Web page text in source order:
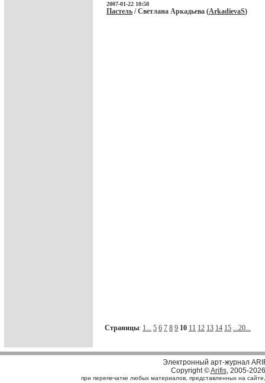
2007-01-22 10:58
Пастель / Светлана Аркадьева (ArkadievaS)
Страницы: 1... 5 6 7 8 9 10 11 12 13 14 15 ...20...
Электронный арт-журнал
Copyright ©Arifis, 2005-2026
при перепечатке любых материалов, представленных на